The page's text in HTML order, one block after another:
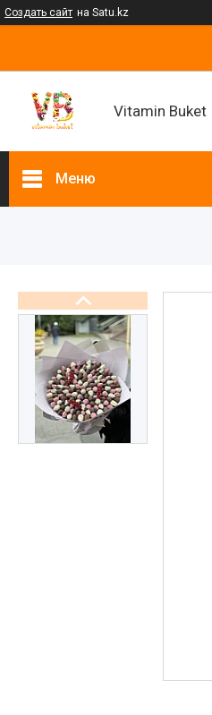
Создать сайт на Satu.kz
Vitamin Buket
Меню
Фруктовые букеты
Букеты из сухофруктов
Клубничные букеты
Ящики подарочные
Букеты из сладостей
Корзины
Подарочные боксы, коробки